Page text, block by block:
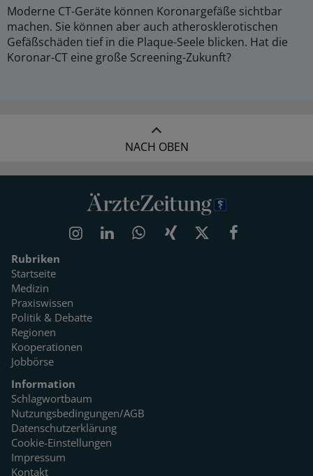
Moderne CT-Geräte können Koronargefäße sichtbar
machen. Sie können aber auch atherosklerotischen
Gefäßschäden tief in die Plaque-Seele blicken. Hat die
Koronar-CT eine große Screening-Zukunft?
NACH OBEN
Rubriken
Startseite
Medizin
Praxiswissen
Politik & Debatte
Regionen
Kooperationen
Jobbörse
Information
Schlagwortbaum
Nutzungsbedingungen/AGB
Datenschutzerklärung
Cookie-Einstellungen
Impressum
Kontakt